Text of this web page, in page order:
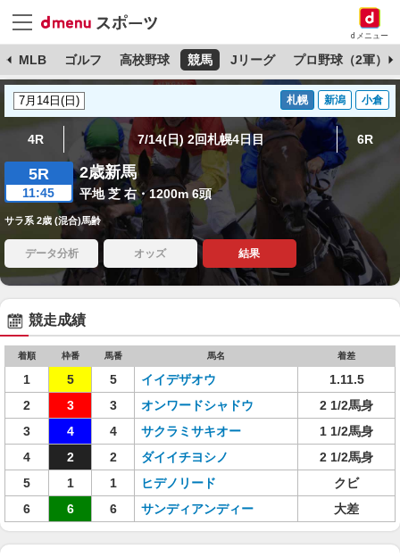
dメニュー
MLB ゴルフ 高校野球 競馬 Jリーグ プロ野球（2軍）
札幌 新潟 小倉
4R 7/14(日) 2回札幌4日目 6R
5R
11:45
2歳新馬
平地 芝 右・1200m 6頭
サラ系 2歳 (混合)馬齢
データ分析 オッズ 結果
競走成績
着順 枠番 馬番 馬名 着差
1 5 5 イイデザオウ
1.11.5
2
3 3 オンワードシャドウ
2 1/2馬身
3
4 4 サクラミサキオー
1 1/2馬身
4
2 2 ダイイチヨシノ
2 1/2馬身
5
1 1 ヒデノリード
クビ
6
6 6 サンディアンディー 大差